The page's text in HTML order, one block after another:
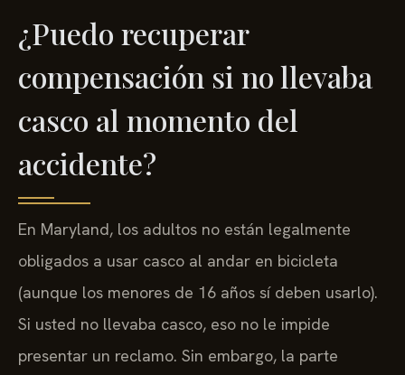
¿Puedo recuperar
compensación si no llevaba
casco al momento del
accidente?
En Maryland, los adultos no están legalmente
obligados a usar casco al andar en bicicleta
(aunque los menores de 16 años sí deben usarlo).
Si usted no llevaba casco, eso no le impide
presentar un reclamo. Sin embargo, la parte